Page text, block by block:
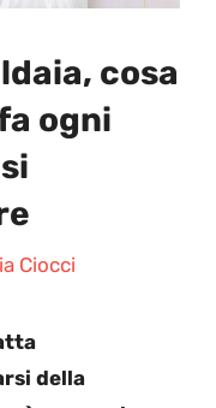
cosa
ogni
Ciocci
della